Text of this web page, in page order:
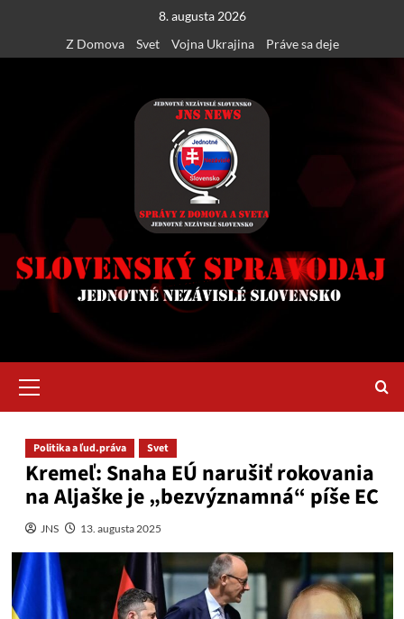
content
8. augusta 2026
Z Domova
Svet Vojna Ukrajina Práve sa deje
Menu
Politika a ľud.práva Svet
Kremeľ: Snaha EÚ narušiť rokovania
na Aljaške je „bezvýznamná“ píše EC
JNS 13. augusta 2025